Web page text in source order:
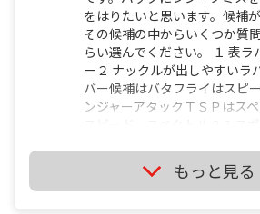
をはりたいと思います。候補
その候補の中からいくつか質
らい選んでください。 １ 表
ー２ ナックルが出しやすいラ
バー候補はバタフライはスピ
ンジャーアタックＴＳＰはス
ミニ、ピンプルミニヤサカは
ン、オリジナルＡー１、Ａー
多くてすいません。長文すい
もっと見る